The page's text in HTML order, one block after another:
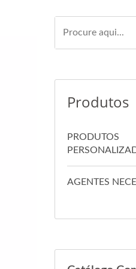
Produtos
PRODUTOS
AGENTES